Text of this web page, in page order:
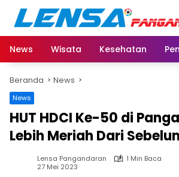
Langsung
konten
News
Wisata Kesehatan
Beranda News
News
HUT HDCI Ke-50 di
Lebih Meriah Dari
Lensa Pangandaran
1 Min Baca
27 Mei 2023